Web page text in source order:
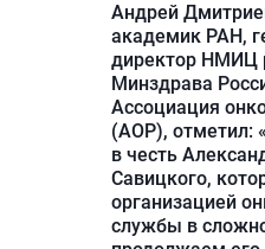
Андрей
академик РАН,
директор НМИЦ
Минздрава
Ассоциация
(АОР), отметил:
в честь
Савицкого,
организацией
службы в